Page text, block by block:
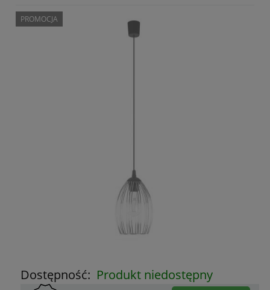
PROMOCJA
Dostępność: Produkt niedostępny